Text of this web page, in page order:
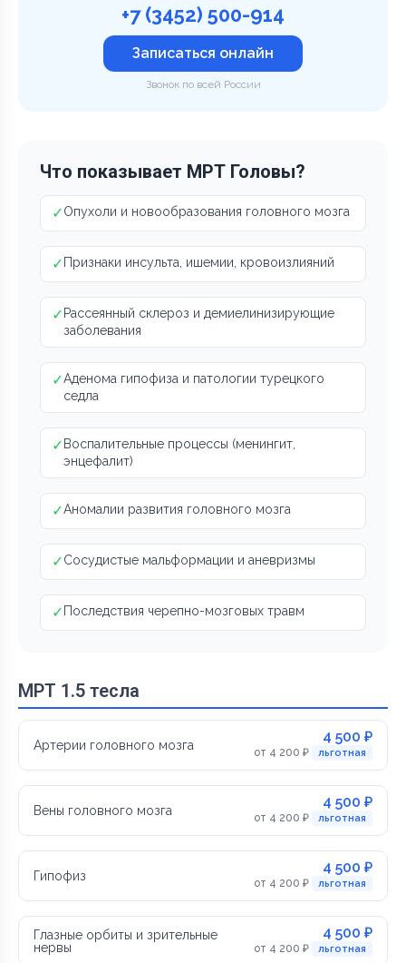
+7 (3452) 500-914
Записаться онлайн
Звонок по всей России
Что показывает МРТ Головы?
✓Опухоли и новообразования головного мозга
✓ Признаки инсульта, ишемии, кровоизлияний
✓ Рассеянный склероз и демиелинизирующие
заболевания
✓Аденома гипофиза и патологии турецкого
седла
✓ Воспалительные процессы (менингит,
энцефалит)
✓Аномалии развития головного мозга
✓Сосудистые мальформации и аневризмы
✓ Последствия черепно-мозговых травм
МРТ 1.5 тесла
Артерии головного мозга 4 500 ₽
от 4 200 ₽ льготная
Вены головного мозга 4 500 ₽
от 4 200 ₽ льготная
Гипофиз 4 500 ₽
от 4 200 ₽ льготная
Глазные орбиты и зрительные
нервы
4 500 ₽
от 4 200 ₽ льготная